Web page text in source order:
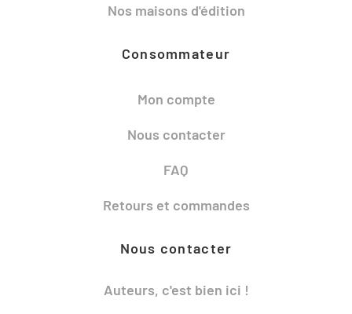
Nos maisons d'édition
Consommateur
Mon compte
Nous contacter
FAQ
Retours et commandes
Nous contacter
Auteurs, c'est bien ici !